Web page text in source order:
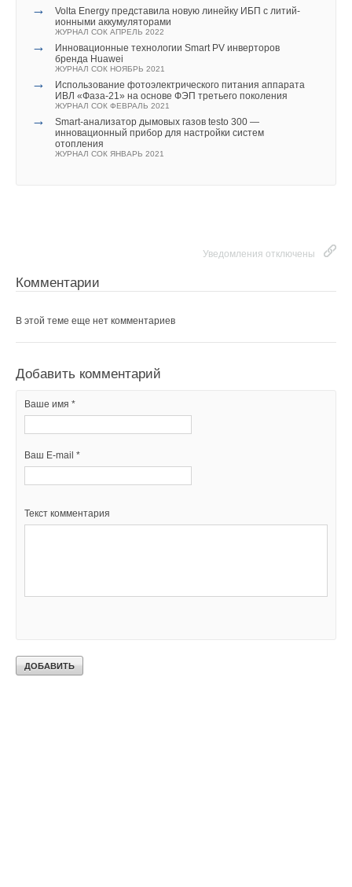
→
Volta Energy представила новую линейку ИБП с литий-
ионными аккумуляторами
ЖУРНАЛ СОК АПРЕЛЬ 2022
→
Инновационные технологии Smart PV инверторов
бренда Huawei
ЖУРНАЛ СОК НОЯБРЬ 2021
→
Использование фотоэлектрического питания аппарата
ИВЛ «Фаза‑21» на основе ФЭП третьего поколения
ЖУРНАЛ СОК ФЕВРАЛЬ 2021
→
Smart-анализатор дымовых газов testo 300 —
инновационный прибор для настройки систем
отопления
ЖУРНАЛ СОК ЯНВАРЬ 2021
Уведомления отключены
Комментарии
В этой теме еще нет комментариев
Добавить комментарий
Ваше имя *
Ваш E-mail *
Текст комментария